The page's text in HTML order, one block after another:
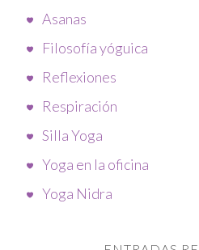
Asanas
Filosofía yóguica
Reflexiones
Respiración
Silla Yoga
Yoga en la oficina
Yoga Nidra